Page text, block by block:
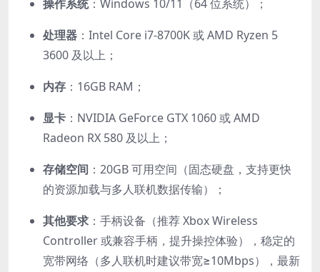
操作系统：Windows 10/11（64 位系统）；
处理器 ：Intel Core i7-8700K 或 AMD Ryzen 5
3600 及以上；
内存 ：16GB RAM；
显卡 ：NVIDIA GeForce GTX 1060 或 AMD
Radeon RX 580 及以上；
存储空间 ：20GB 可用空间（固态硬盘，支持更快
的资源加载与多人联机数据传输）；
其他要求 ：手柄设备（推荐 Xbox Wireless
Controller 或兼容手柄，提升操控体验），稳定的
宽带网络（多人联机时建议带宽≥10Mbps），最新